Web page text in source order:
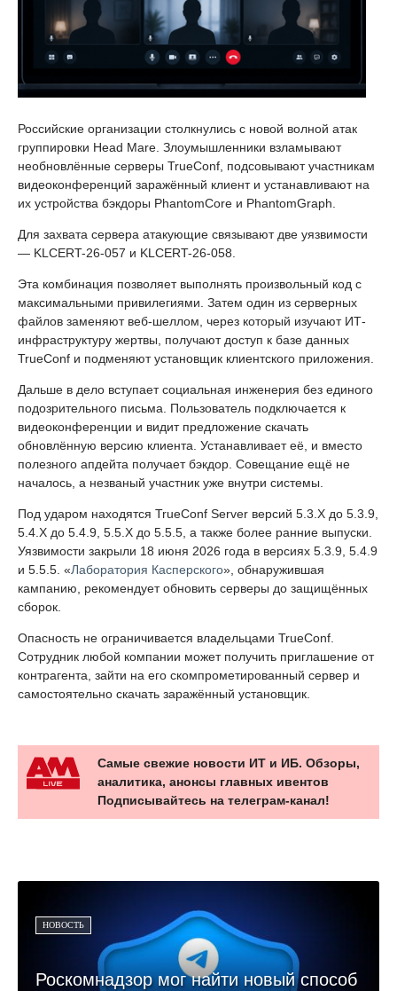
Российские организации столкнулись с новой волной атак
группировки Head Mare. Злоумышленники взламывают
необновлённые серверы TrueConf, подсовывают участникам
видеоконференций заражённый клиент и устанавливают на
их устройства бэкдоры PhantomCore и PhantomGraph.
Для захвата сервера атакующие связывают две уязвимости
— KLCERT-26-057 и KLCERT-26-058.
Эта комбинация позволяет выполнять произвольный код с
максимальными привилегиями. Затем один из серверных
файлов заменяют веб-шеллом, через который изучают ИТ-
инфраструктуру жертвы, получают доступ к базе данных
TrueConf и подменяют установщик клиентского приложения.
Дальше в дело вступает социальная инженерия без единого
подозрительного письма. Пользователь подключается к
видеоконференции и видит предложение скачать
обновлённую версию клиента. Устанавливает её, и вместо
полезного апдейта получает бэкдор. Совещание ещё не
началось, а незваный участник уже внутри системы.
Под ударом находятся TrueConf Server версий 5.3.X до 5.3.9,
5.4.X до 5.4.9, 5.5.X до 5.5.5, а также более ранние выпуски.
Уязвимости закрыли 18 июня 2026 года в версиях 5.3.9, 5.4.9
и 5.5.5. «Лаборатория Касперского», обнаружившая
кампанию, рекомендует обновить серверы до защищённых
сборок.
Опасность не ограничивается владельцами TrueConf.
Сотрудник любой компании может получить приглашение от
контрагента, зайти на его скомпрометированный сервер и
самостоятельно скачать заражённый установщик.
Самые свежие новости ИТ и ИБ. Обзоры,
аналитика, анонсы главных ивентов
Подписывайтесь на телеграм-канал!
НОВОСТЬ
Роскомнадзор мог найти новый способ